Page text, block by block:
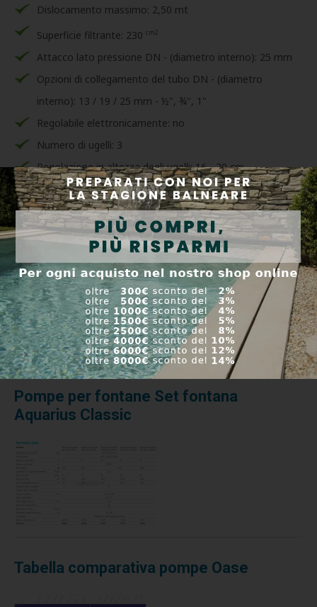
Dislocamento massimo: 2,50 mt
Superficie filtrante: 230 cm2
Attacco lato pressione DN - (diametro interno): 25 mm
Opzioni di collegamento del tubo DN - (diametro
interno): 13 / 19 / 25 mm - ½", ¾", 1"
Regolabile elettronicamente: no
Numero di ugelli: 3
Regolazione in altezza degli ugelli: 16 - 29 cm
Metodo di installazione: solo in acqua
Caratteristiche
Pompe per fontane Set fontana
Aquarius Classic
Tabella comparativa pompe Oase